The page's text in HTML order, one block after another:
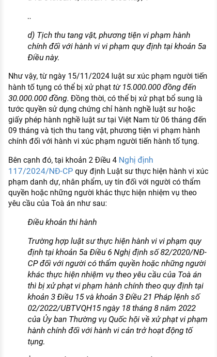
..
d) Tịch thu tang vật, phương tiện vi phạm hành
chính đối với hành vi vi phạm quy định tại khoản 5a
Điều này.
Như vậy, từ ngày 15/11/2024 luật sư xúc phạm người tiến
hành tố tụng có thể bị xử phạttừ 15.000.000 đồng đến
30.000.000 đồng. Đồng thời, có thể bị xử phạt bổ sung là
tước quyền sử dụng chứng chỉ hành nghề luật sư hoặc
giấy phép hành nghề luật sư tại Việt Nam từ 06 tháng đến
09 tháng và tịch thu tang vật, phương tiện vi phạm hành
chính đối với hành vi xúc phạm người tiến hành tố tụng.
Bên cạnh đó, tại khoản 2 Điều 4 Nghị định
117/2024/NĐ-CP quy định Luật sư thực hiện hành vi xúc
phạm danh dự, nhân phẩm, uy tín đối với người có thẩm
quyền hoặc những người khác thực hiện nhiệm vụ theo
yêu cầu của Toà án như sau:
Điều khoản thi hành
Trường hợp luật sư thực hiện hành vi vi phạm quy
định tại khoản 5a Điều 6 Nghị định số 82/2020/NĐ-
CP đối với người có thẩm quyền hoặc những người
khác thực hiện nhiệm vụ theo yêu cầu của Toà án
thì bị xử phạt vi phạm hành chính theo quy định tại
khoản 3 Điều 15 và khoản 3 Điều 21 Pháp lệnh số
02/2022/UBTVQH15 ngày 18 tháng 8 năm 2022
của Ủy ban Thường vụ Quốc hội về xử phạt vi phạm
hành chính đối với hành vi cản trở hoạt động tố
tụng.